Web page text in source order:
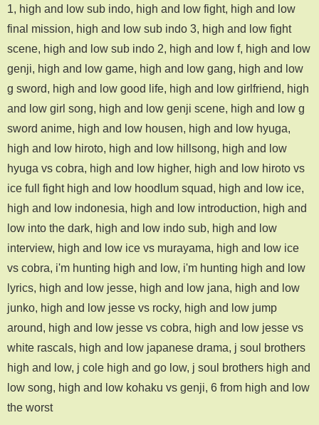
1, high and low sub indo, high and low fight, high and low
final mission, high and low sub indo 3, high and low fight
scene, high and low sub indo 2, high and low f, high and low
genji, high and low game, high and low gang, high and low
g sword, high and low good life, high and low girlfriend, high
and low girl song, high and low genji scene, high and low g
sword anime, high and low housen, high and low hyuga,
high and low hiroto, high and low hillsong, high and low
hyuga vs cobra, high and low higher, high and low hiroto vs
ice full fight high and low hoodlum squad, high and low ice,
high and low indonesia, high and low introduction, high and
low into the dark, high and low indo sub, high and low
interview, high and low ice vs murayama, high and low ice
vs cobra, i'm hunting high and low, i'm hunting high and low
lyrics, high and low jesse, high and low jana, high and low
junko, high and low jesse vs rocky, high and low jump
around, high and low jesse vs cobra, high and low jesse vs
white rascals, high and low japanese drama, j soul brothers
high and low, j cole high and go low, j soul brothers high and
low song, high and low kohaku vs genji, 6 from high and low
the worst